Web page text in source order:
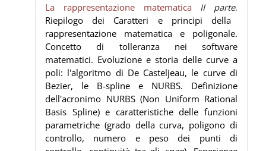
La rappresentazione matematica II parte.
Riepilogo dei Caratteri e principi della
rappresentazione matematica e poligonale.
Concetto di tolleranza nei software
matematici. Evoluzione e storia delle curve a
poli: l'algoritmo di De Casteljeau, le curve di
Bezier, le B-spline e NURBS. Definizione
dell'acronimo NURBS (Non Uniform Rational
Basis Spline) e caratteristiche delle funzioni
parametriche (grado della curva, poligono di
controllo, numero e peso dei punti di